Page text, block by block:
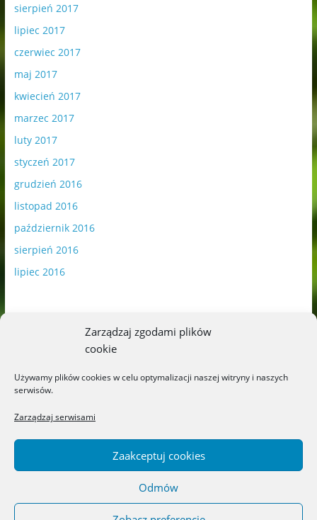
Zarządzaj zgodami plików
cookie
Używamy plików cookies w celu optymalizacji naszej witryny i naszych
serwisów.
Zarządzaj serwisami
Zaakceptuj cookies
Odmów
sierpień 2017
lipiec 2017
czerwiec 2017
maj 2017
kwiecień 2017
marzec 2017
luty 2017
styczeń 2017
grudzień 2016
listopad 2016
październik 2016
sierpień 2016
lipiec 2016
Blog o książkach dla dzieci i młodzieży –
recenzje i rekomendacje. All rights reserved.